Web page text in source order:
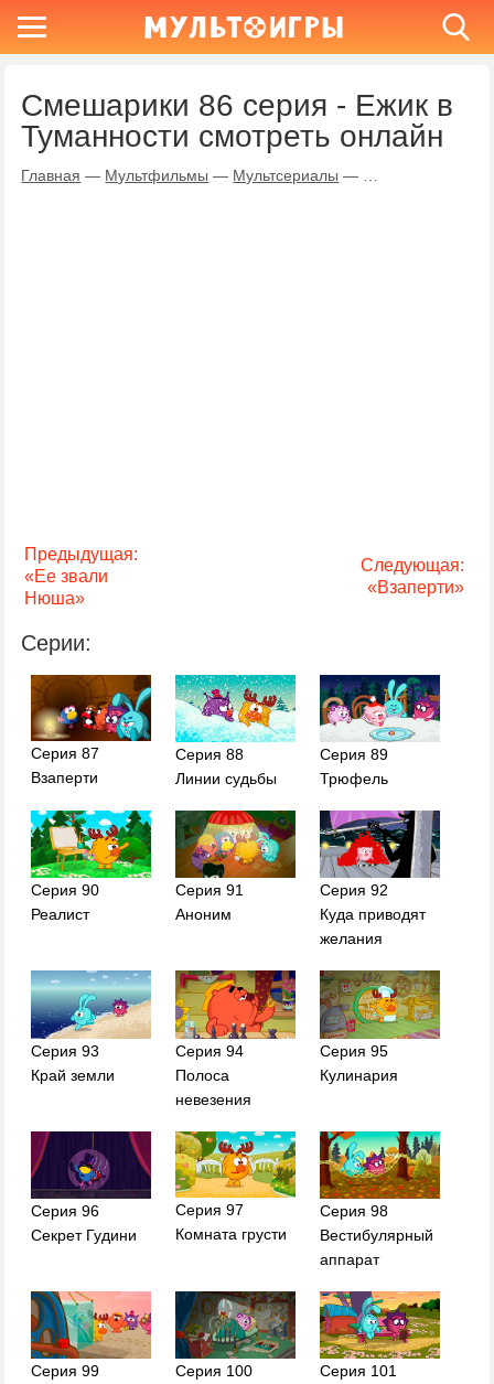
Смешарики 86 серия - Ежик в
Туманности смотреть онлайн
Главная — Мультфильмы — Мультсериалы —
Предыдущая:
«Ее звали
Нюша»
Следующая:
«Взаперти»
Серии:
Серия 87
Взаперти
Серия 88
Линии судьбы
Серия 89
Трюфель
Серия 90
Реалист
Серия 91
Аноним
Серия 92
Куда приводят
желания
Серия 93
Край земли
Серия 94
Полоса
невезения
Серия 95
Кулинария
Серия 96
Секрет Гудини
Серия 97
Комната грусти
Серия 98
Вестибулярный
аппарат
Серия 99
Серия 100
Серия 101